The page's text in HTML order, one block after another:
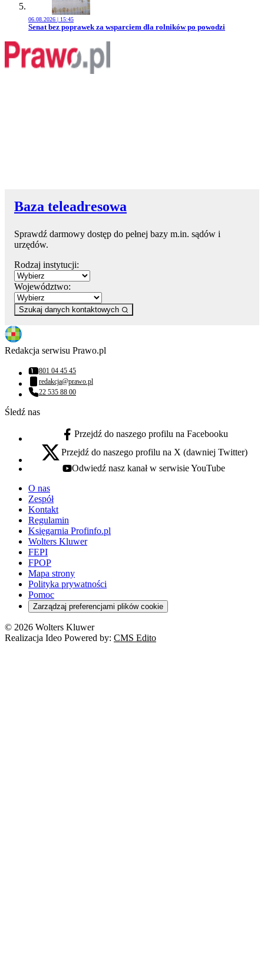
06.08.2026 | 15:45
Przejdź do artykułu:
Senat bez poprawek za wsparciem dla rolników po powodzi
Baza teleadresowa
Sprawdź darmowy dostęp do pełnej bazy m.in. sądów i
urzędów.
Rodzaj instytucji:
Województwo:
Szukaj danych kontaktowych
Redakcja serwisu Prawo.pl
Numer telefonu:
801 04 45 45
Adres email:
redakcja@prawo.pl
Numer telefonu:
22 535 88 00
Śledź nas
facebook - otwiera się w nowej karcie
Przejdź do naszego profilu na Facebooku
x - otwiera się w nowej karcie
Przejdź do naszego profilu na X (dawniej Twitter)
youtube - otwiera się w nowej karcie
Odwiedź nasz kanał w serwisie YouTube
O nas
Zespół
Kontakt
Regulamin
Księgarnia Profinfo.pl
Wolters Kluwer
FEPI
FPOP
Mapa strony
Polityka prywatności
Pomoc
Zarządzaj preferencjami plików cookie
© 2026 Wolters Kluwer
Realizacja Ideo Powered by: CMS Edito